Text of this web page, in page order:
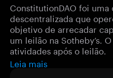
ConstitutionDAO foi uma
descentralizada que
objetivo de arrecadar
um leilão na Sotheby’s.
atividades após o leilão.
Leia mais